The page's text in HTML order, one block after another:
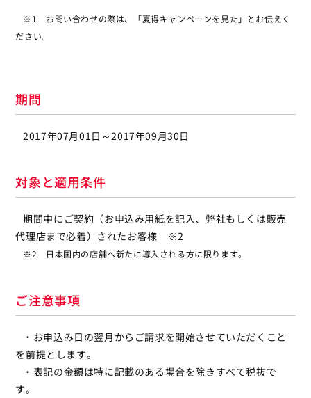
※1 お問い合わせの際は、「夏得キャンペーンを見た」とお伝えく
ださい。
期間
2017年07月01日～2017年09月30日
対象と適用条件
期間中にご契約（お申込み用紙を記入、弊社もしくは販売
代理店まで必着）されたお客様 ※2
※2 日本国内の店舗へ新たに導入される方に限ります。
ご注意事項
・お申込み日の翌月からご請求を開始させていただくこと
を前提とします。
・表記の金額は特に記載のある場合を除きすべて税抜で
す。